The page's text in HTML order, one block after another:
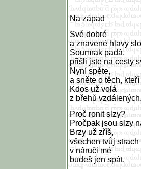
Na západ
Své dobré
a znavené hlavy
Soumrak padá,
přišli jste na cesty
Nyní spěte,
a sněte o těch,
Kdos už volá
z břehů vzdálených.
Proč ronit slzy?
Pročpak jsou slzy
Brzy už zříš,
všechen tvůj strach
v náruči mé
budeš jen spát.